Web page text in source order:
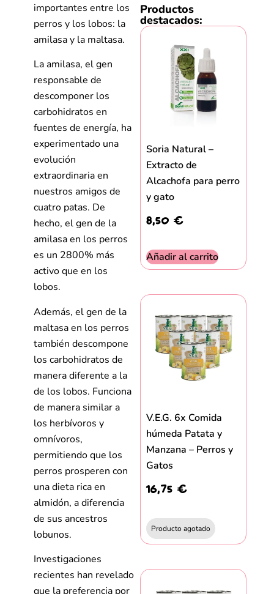
importantes entre los
perros y los lobos: la
amilasa y la maltasa.
La amilasa, el gen
responsable de
descomponer los
carbohidratos en
fuentes de energía, ha
experimentado una
evolución
extraordinaria en
nuestros amigos de
cuatro patas. De
hecho, el gen de la
amilasa en los perros
es un 2800% más
activo que en los
lobos.
Además, el gen de la
maltasa en los perros
también descompone
los carbohidratos de
manera diferente a la
de los lobos. Funciona
de manera similar a
los herbívoros y
omnívoros,
permitiendo que los
perros prosperen con
una dieta rica en
almidón, a diferencia
de sus ancestros
lobunos.
Investigaciones
recientes han revelado
que la preferencia por
Productos
destacados:
Soria Natural –
Extracto de
Alcachofa para perro
y gato
8,50 €
Añadir al carrito
V.E.G. 6x Comida
húmeda Patata y
Manzana – Perros y
Gatos
16,75 €